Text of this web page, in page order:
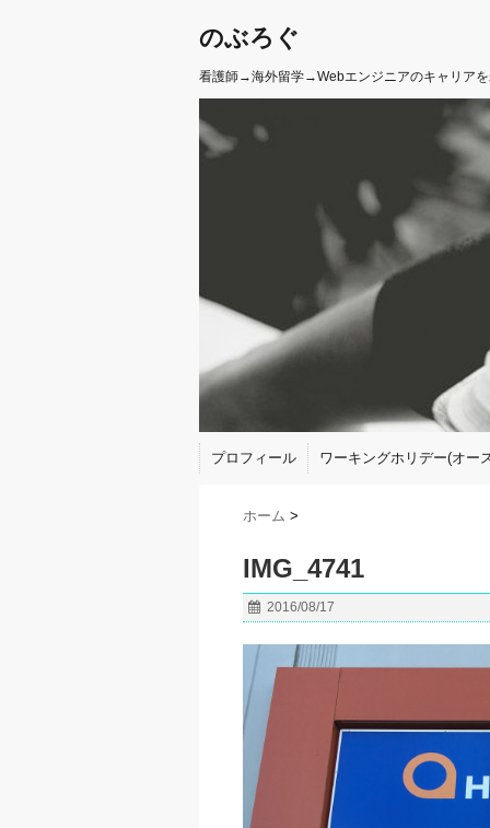
のぶろぐ
看護師→海外留学→Webエンジニアのキャリア
プロフィール ワーキングホリデー(オー
ホーム >
IMG_4741
2016/08/17